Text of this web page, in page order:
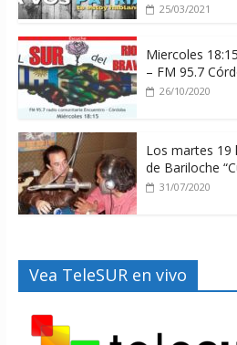
25/03/2021
Miercoles
– FM 95.7
26/10/2020
Los martes 19
de Bariloche
31/07/2020
Vea TeleSUR en vivo